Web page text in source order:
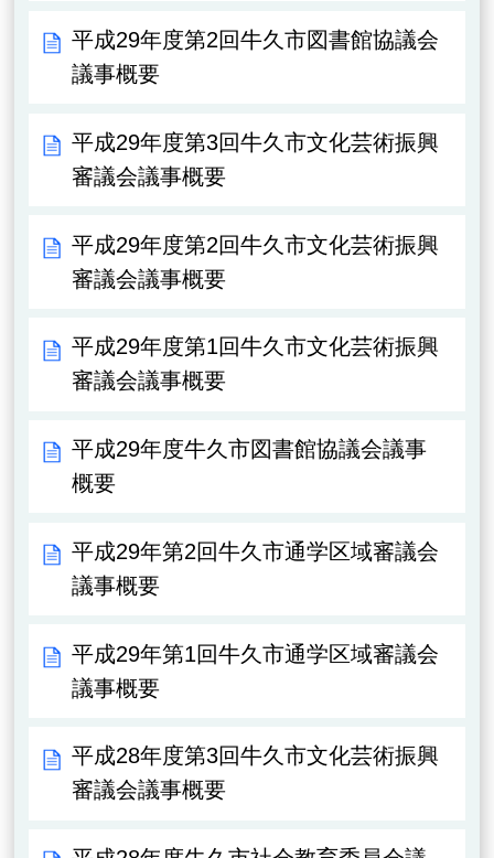
平成29年度第2回牛久市図書館協議会
議事概要
平成29年度第3回牛久市文化芸術振興
審議会議事概要
平成29年度第2回牛久市文化芸術振興
審議会議事概要
平成29年度第1回牛久市文化芸術振興
審議会議事概要
平成29年度牛久市図書館協議会議事
概要
平成29年第2回牛久市通学区域審議会
議事概要
平成29年第1回牛久市通学区域審議会
議事概要
平成28年度第3回牛久市文化芸術振興
審議会議事概要